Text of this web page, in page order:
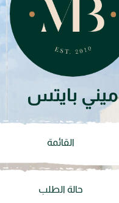
ميني بايتس
القائمة
حالة الطلب